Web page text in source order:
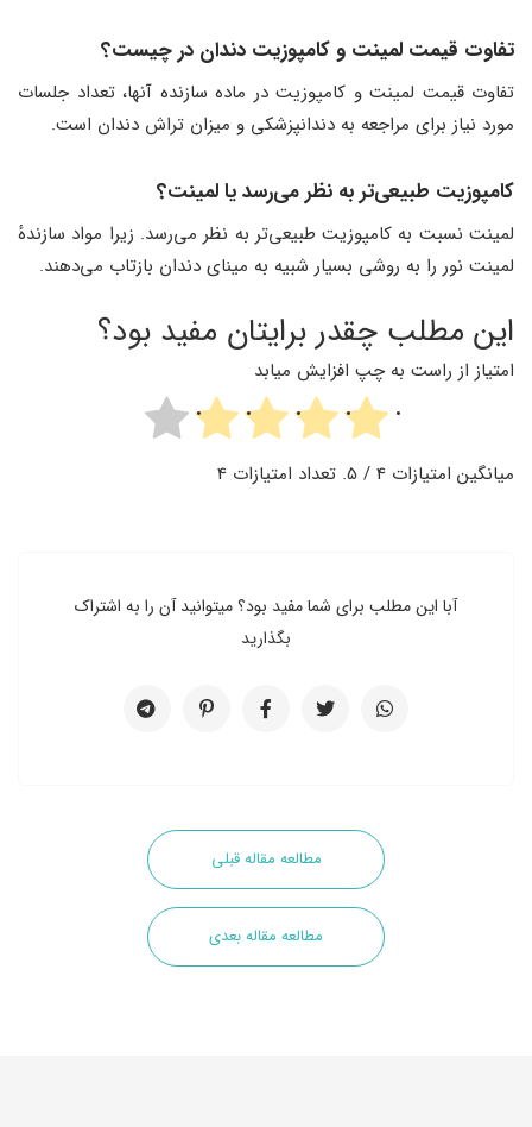
تفاوت قیمت لمینت و کامپوزیت دندان در چیست؟
تفاوت قیمت لمینت و کامپوزیت در ماده سازنده آنها، تعداد جلسات
مورد نیاز برای مراجعه به دندانپزشکی و میزان تراش دندان است.
کامپوزیت طبیعی‌تر به نظر می‌رسد یا لمینت؟
لمینت نسبت به کامپوزیت طبیعی‌تر به نظر می‌رسد. زیرا مواد سازندهٔ
لمینت نور را به روشی بسیار شبیه به مینای دندان بازتاب می‌دهند.
این مطلب چقدر برایتان مفید بود؟
امتیاز از راست به چپ افزایش میابد
میانگین امتیازات 4 / 5. تعداد امتیازات 4
آبا این مطلب برای شما مفید بود؟ میتوانید آن را به اشتراک
بگذارید
مطالعه مقاله قبلی
مطالعه مقاله بعدی